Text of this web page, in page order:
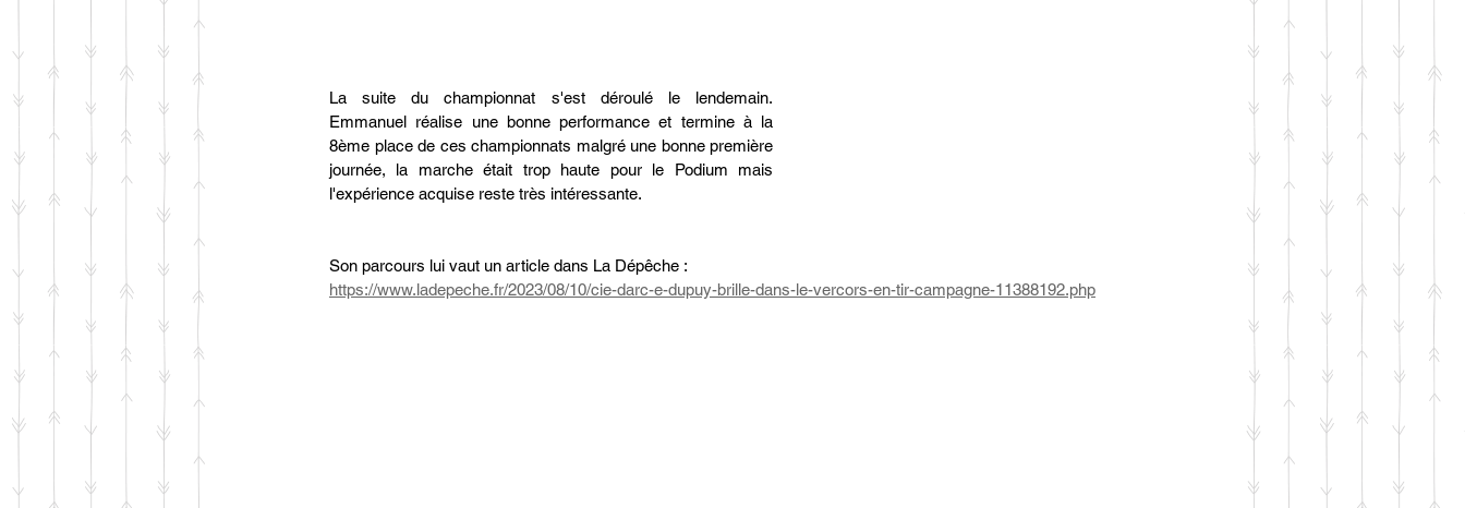
La suite du championnat s'est déroulé le lendemain.
Emmanuel réalise une bonne performance et termine à la
8ème place de ces championnats malgré une bonne première
journée, la marche était trop haute pour le Podium mais
l'expérience acquise reste très intéressante.
Son parcours lui vaut un article dans La Dépêche :
https://www.ladepeche.fr/2023/08/10/cie-darc-e-dupuy-brille-dans-le-vercors-en-tir-campagne-11388192.php